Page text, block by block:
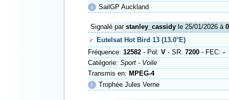
ℹ
SailGP Auckland
Signalé par stanley_cassidyle 25/01/2026 à
Eutelsat Hot Bird 13 (13.0°E)
Fréquence: 12582- Pol: V- SR: 7200- FEC: -
Catégorie: Sport - Voile
Transmis en: MPEG-4
ℹ
Trophée Jules Verne